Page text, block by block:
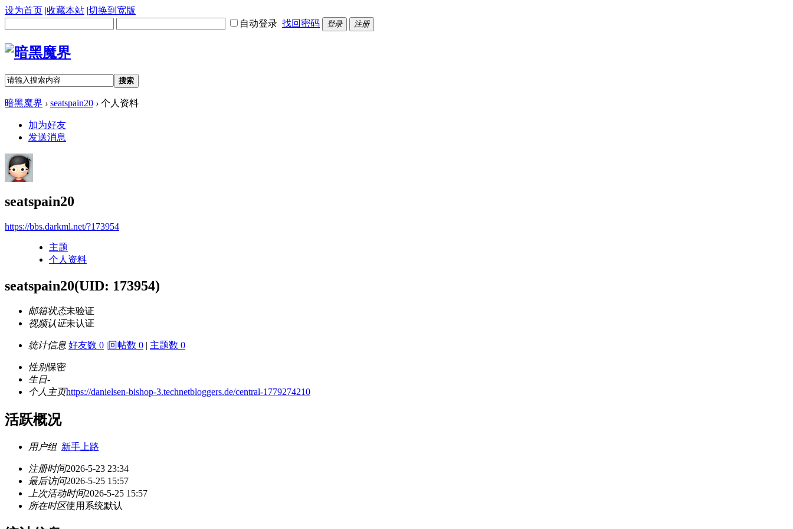
设为首页 |收藏本站 |切换到宽版
自动登录 找回密码 登录 注册
搜索
暗黑魔界 › seatspain20 › 个人资料
加为好友
发送消息
seatspain20
https://bbs.darkml.net/?173954
主题
个人资料
seatspain20(UID: 173954)
邮箱状态未验证
视频认证未认证
统计信息 好友数 0 |回帖数 0 | 主题数 0
性别保密
生日-
个人主页https://danielsen-bishop-3.technetbloggers.de/central-1779274210
活跃概况
用户组 新手上路
注册时间2026-5-23 23:34
最后访问2026-5-25 15:57
上次活动时间2026-5-25 15:57
所在时区使用系统默认